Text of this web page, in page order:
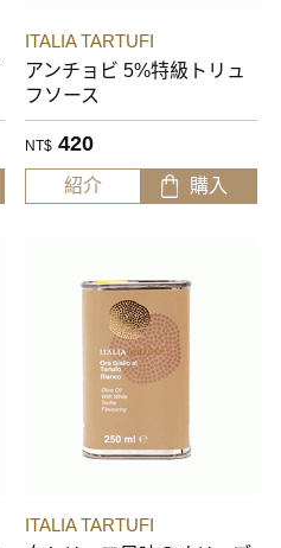
ITALIA TARTUFI
アンチョビ 5%特級トリュ
フソース
NT$ 420
紹介 購入
ITALIA TARTUFI